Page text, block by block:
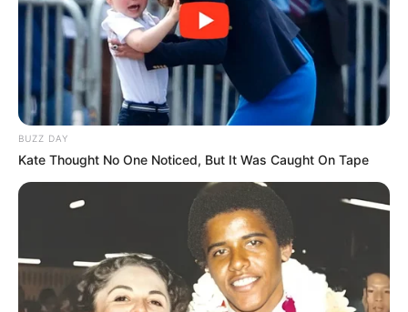
BUZZ DAY
Kate Thought No One Noticed, But It Was Caught On Tape